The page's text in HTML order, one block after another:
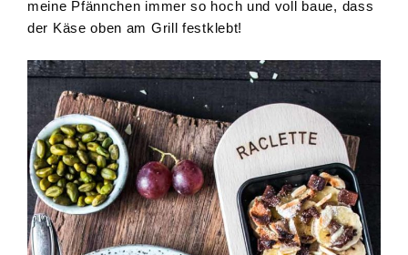
meine Pfännchen immer so hoch und voll baue, dass
der Käse oben am Grill festklebt!